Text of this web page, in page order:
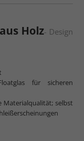
Holz- Design
für sicheren
Materialqualität; selbst